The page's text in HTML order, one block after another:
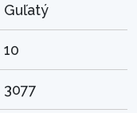
Guľatý
10
3077